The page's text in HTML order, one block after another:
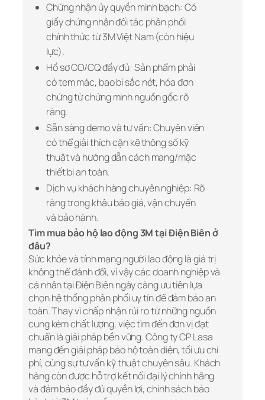
Chứng nhận ủy quyền minh bạch: Có
giấy chứng nhận đối tác phân phối
chính thức từ 3M Việt Nam (còn hiệu
lực).
Hồ sơ CO/CQ đầy đủ: Sản phẩm phải
có tem mác, bao bì sắc nét, hóa đơn
chứng từ chứng minh nguồn gốc rõ
ràng.
Sẵn sàng demo và tư vấn: Chuyên viên
có thể giải thích cặn kẽ thông số kỹ
thuật và hướng dẫn cách mang/mặc
thiết bị an toàn.
Dịch vụ khách hàng chuyên nghiệp: Rõ
ràng trong khâu báo giá, vận chuyển
và bảo hành.
Tìm mua bảo hộ lao động 3M tại Điện Biên ở
đâu?
Sức khỏe và tính mạng người lao động là giá trị
không thể đánh đổi, vì vậy các doanh nghiệp và
cá nhân tại Điện Biên ngày càng ưu tiên lựa
chọn hệ thống phân phối uy tín để đảm bảo an
toàn. Thay vì chấp nhận rủi ro từ những nguồn
cung kém chất lượng, việc tìm đến đơn vị đạt
chuẩn là giải pháp bền vững. Công ty CP Lasa
mang đến giải pháp bảo hộ toàn diện, tối ưu chi
phí, cùng sự tư vấn kỹ thuật chuyên sâu. Khách
hàng còn được hỗ trợ kết nối đại lý chính hãng
và đảm bảo đầy đủ quyền lợi, chính sách bảo